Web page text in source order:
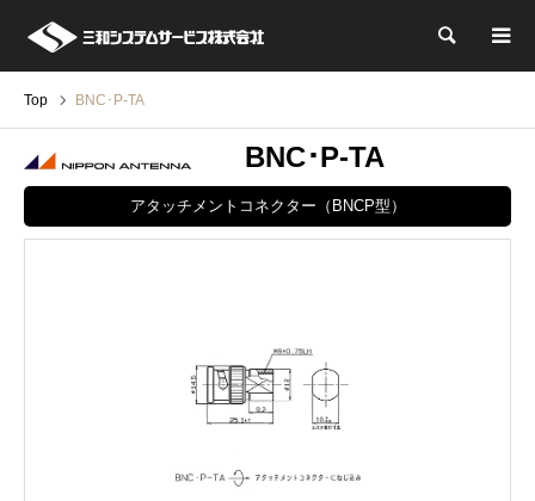
検索
Top BNC･P-TA
BNC･P-TA
アタッチメントコネクター（BNCP型）